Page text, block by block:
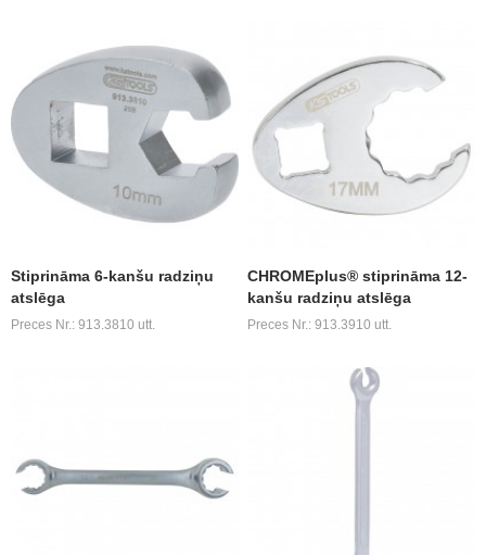
Stiprināma 6-kanšu radziņu
atslēga
Preces Nr.: 913.3810 utt.
CHROMEplus® stiprināma 12-
kanšu radziņu atslēga
Preces Nr.: 913.3910 utt.